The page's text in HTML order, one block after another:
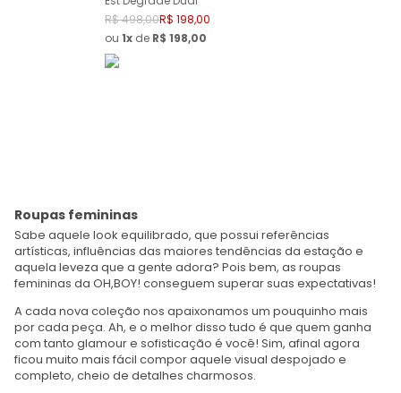
R$498,00R$ 198,00
ou 1 de R$ 198,00
Roupas femininas
Sabe aquele look equilibrado, que possui referências
artísticas, influências das maiores tendências da estação e
aquela leveza que a gente adora? Pois bem, as roupas
femininas da OH,BOY! conseguem superar suas expectativas!
A cada nova coleção nos apaixonamos um pouquinho mais
por cada peça. Ah, e o melhor disso tudo é que quem ganha
com tanto glamour e sofisticação é você! Sim, afinal agora
ficou muito mais fácil compor aquele visual despojado e
completo, cheio de detalhes charmosos.